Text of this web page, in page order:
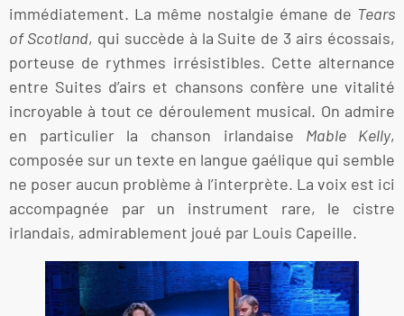
immédiatement. La même nostalgie émane de Tears
of Scotland, qui succède à la Suite de 3 airs écossais,
porteuse de rythmes irrésistibles. Cette alternance
entre Suites d’airs et chansons confère une vitalité
incroyable à tout ce déroulement musical. On admire
en particulier la chanson irlandaise Mable Kelly,
composée sur un texte en langue gaélique qui semble
ne poser aucun problème à l’interprète. La voix est ici
accompagnée par un instrument rare, le cistre
irlandais, admirablement joué par Louis Capeille.